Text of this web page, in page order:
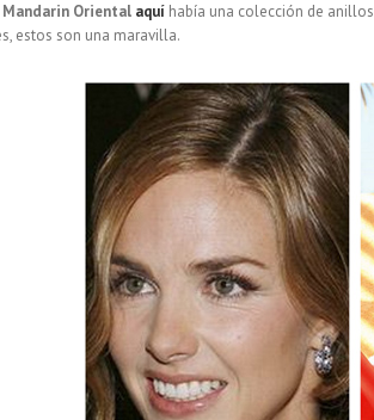
Oriental aquí había una colección de anillos
estos son una maravilla.